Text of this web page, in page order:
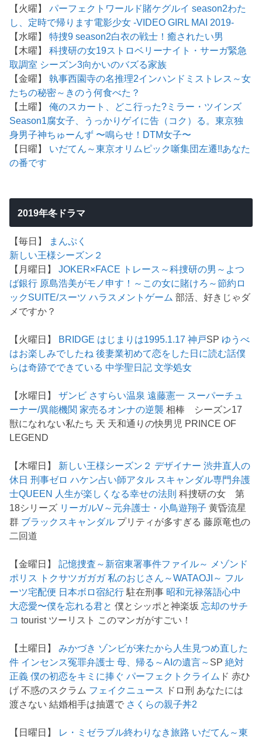
【火曜】パーフェクトワールド賭ケグルイ season2わた
し、定時で帰ります電影少女 -VIDEO GIRL MAI 2019-
【水曜】特捜9 season2白衣の戦士！癒されたい男
【木曜】科捜研の女19ストロベリーナイト・サーガ緊急
取調室 シーズン3向かいのバズる家族
【金曜】執事西園寺の名推理2インハンド ミストレス～女
たちの秘密～ きのう何食べた？
【土曜】俺のスカート、どこ行った? ミラー・ツインズ
Season1腐女子、うっかりゲイに告（コク）る。東京独
身男子神ちゅーんず 〜鳴らせ！DTM女子〜
【日曜】 いだてん～東京オリムピック噺集団左遷!!あなた
の番です
2019年冬ドラマ
【毎日】
まんぷく
新しい王様シーズン２
【月曜日】JOKER×FACE トレース～科捜研の男～ よつ
ば銀行 原島浩美がモノ申す！～この女に賭けろ～節約ロ
ック SUITE/スーツ ハラスメントゲーム 部活、好きじゃダ
メですか？
【火曜日】 BRIDGE はじまりは1995.1.17 神戸SP ゆうべ
はお楽しみでしたね 後妻業初めて恋をした日に読む話僕
らは奇跡でできている 中学聖日記 文学処女
【水曜日】ザンビ さすらい温泉 遠藤憲一 スーパーチュ
ーナー/異能機関 家売るオンナの逆襲 相棒 シーズン17
獣になれない私たち 天 天和通りの快男児 PRINCE OF
LEGEND
【木曜日】 新しい王様シーズン２ デザイナー 渋井直人の
休日 刑事ゼロ ハケン占い師アタル スキャンダル専門弁護
士QUEEN 人生が楽しくなる幸せの法則 科捜研の女 第
18シリーズ リーガルV～元弁護士・小鳥遊翔子 黄昏流星
群 ブラックスキャンダル プリティが多すぎる 藤原竜也の
二回道
【金曜日】記憶捜査～新宿東署事件ファイル～
メゾンド
ポリス
トクサツガガガ 私のおじさん～WATAOJI～ フル
ーツ宅配便 日本ボロ宿紀行 駐在刑事 昭和元禄落語心中
大恋愛〜僕を忘れる君と 僕とシッポと神楽坂忘却のサチ
コ tourist ツーリスト このマンガがすごい！
【土曜日】みかづき ゾンビが来たから人生見つめ直した
件 インセンス冤罪弁護士 母、帰る～AIの遺言～ SP絶対
正義 僕の初恋をキミに捧ぐ パーフェクトクライム ド 赤ひ
げ 不惑のスクラム フェイクニュース
ドロ刑 あなたには
渡さない 結婚相手は抽選で さくらの親子丼2
【日曜日】 レ・ミゼラブル終わりなき旅路 いだてん～東